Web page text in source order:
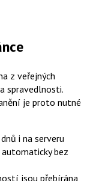
z veřejných
spravedlnosti.
je proto nutné
i na serveru
bez
jsou přebírána